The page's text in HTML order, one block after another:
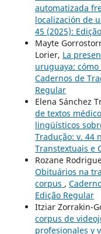
automatizada
localización de
45 (2025):
Mayte
Lorier, La
uruguaya:
Cadernos de
Regular
Elena Sánchez
de textos
lingüísticos
Tradução: v. 44
Transtextuais e
Rozane
Obituários na
corpus ,
Edição Regular
Itziar Zorrakin-
corpus de
profesionales y